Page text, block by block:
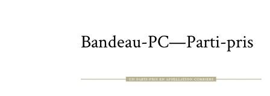
Bandeau-PC—Parti-pris